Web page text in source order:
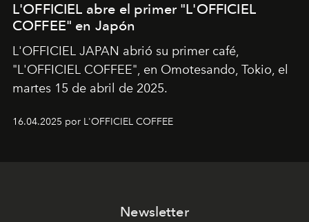
L'OFFICIEL abre el primer "L'OFFICIEL
COFFEE" en Japón
L'OFFICIEL JAPAN abrió su primer café,
"L'OFFICIEL COFFEE", en Omotesando, Tokio, el
martes 15 de abril de 2025.
16.04.2025 por L'OFFICIEL COFFEE
Newsletter